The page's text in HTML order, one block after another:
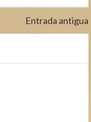
Entrada antigua